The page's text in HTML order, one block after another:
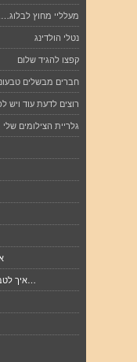
מעלליי מחוץ לבלוג….
נטלי הולדינג
קפצו להגיד שלום
חברים מבשלים
רוצים לדעת עוד ויש
גלריית הצילומים שלי
איך לטבען מתכונים- תחליפי ביצים, חלב, בשר ועוד…